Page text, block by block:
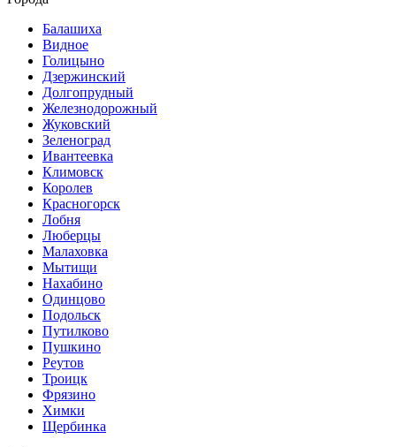
Балашиха
Видное
Голицыно
Дзержинский
Долгопрудный
Железнодорожный
Жуковский
Зеленоград
Ивантеевка
Климовск
Королев
Красногорск
Лобня
Люберцы
Малаховка
Мытищи
Нахабино
Одинцово
Подольск
Путилково
Пушкино
Реутов
Троицк
Фрязино
Химки
Щербинка